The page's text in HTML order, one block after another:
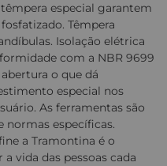
especial garantem
Têmpera
Isolação elétrica
com a NBR 9699
o que dá
especial nos
As ferramentas são
normas específicas.
a Tramontina é o
vida das pessoas cada